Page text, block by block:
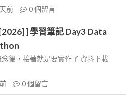
前 0個留言
] 學習筆記 Day3 Data
後，接著就是要實作了 資料下載
0個留言